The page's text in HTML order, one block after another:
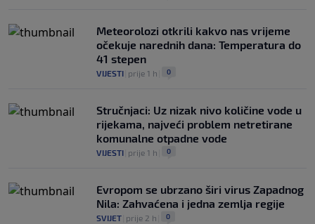
Meteorolozi otkrili kakvo nas vrijeme
očekuje narednih dana: Temperatura do
41 stepen
VIJESTI prije 1 h 0
Stručnjaci: Uz nizak nivo količine vode u
rijekama, najveći problem netretirane
komunalne otpadne vode
VIJESTI prije 1 h 0
Evropom se ubrzano širi virus Zapadnog
Nila: Zahvaćena i jedna zemlja regije
SVIJET prije 2 h 0